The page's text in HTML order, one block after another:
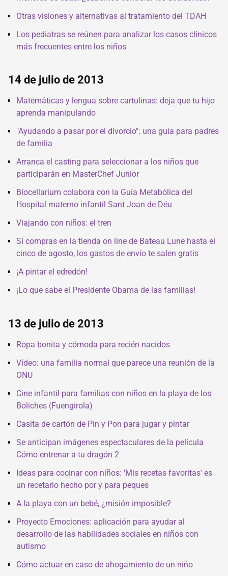
Otras visiones y alternativas al tratamiento del TDAH
Los pediatras se reúnen para analizar los casos clínicos
más frecuentes entre los niños
14 de julio de 2013
Matemáticas y lengua sobre cartulinas: deja que tu hijo
aprenda manipulando
"Ayudando a pasar por el divorcio": una guía para padres
de familia
Arranca el casting para seleccionar a los niños que
participarán en MasterChef Junior
Biocellarium colabora con la Guía Metabólica del
Hospital materno infantil Sant Joan de Déu
Viajando con niños: el tren
Si compras en la tienda on line de Bateau Lune hasta el
cinco de agosto, los gastos de envío te salen gratis
¡A pintar el edredón!
¡Lo que sabe el Presidente Obama de las familias!
13 de julio de 2013
Ropa bonita y cómoda para recién nacidos
Vídeo: una familia normal que parece una reunión de la
ONU
Cine infantil para familias con niños en la playa de los
Boliches (Fuengirola)
Casita de cartón de Pin y Pon para jugar y pintar
Se anticipan imágenes espectaculares de la película
Cómo entrenar a tu dragón 2
Ideas para cocinar con niños: 'Mis recetas favoritas' es
un recetario hecho por y para peques
A la playa con un bebé, ¿misión imposible?
Proyecto Emociones: aplicación para ayudar al
desarrollo de las habilidades sociales en niños con
autismo
Cómo actuar en caso de ahogamiento de un niño